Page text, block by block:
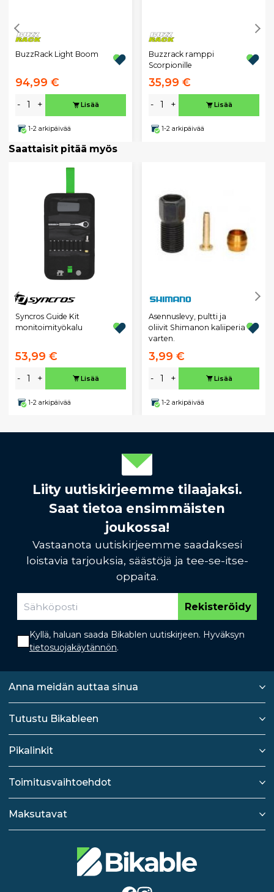
BuzzRack Light Boom
94,99 €
- + Lisää
1-2 arkipäivää
Buzzrack ramppi
Scorpionille
35,99 €
- + Lisää
1-2 arkipäivää
Saattaisit pitää myös
Syncros Guide Kit
monitoimityökalu
53,99 €
- + Lisää
1-2 arkipäivää
Asennuslevy, pultti ja
oliivit Shimanon kaliiperia
varten.
3,99 €
- + Lisää
1-2 arkipäivää
Liity uutiskirjeemme tilaajaksi.
Saat tietoa ensimmäisten
joukossa!
Vastaanota uutiskirjeemme saadaksesi
loistavia tarjouksia, säästöjä ja tee-se-itse-
oppaita.
Rekisteröidy
Kyllä, haluan saada Bikablen uutiskirjeen. Hyväksyn
tietosuojakäytännön.
Anna meidän auttaa sinua
Tutustu Bikableen
Pikalinkit
Toimitusvaihtoehdot
Maksutavat